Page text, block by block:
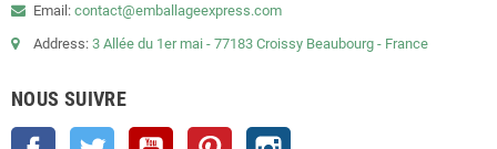
Email: contact@emballageexpress.com
Address: 3 Allée du 1er mai - 77183 Croissy Beaubourg - France
NOUS SUIVRE
Facebook Twitter YouTube Pinterest